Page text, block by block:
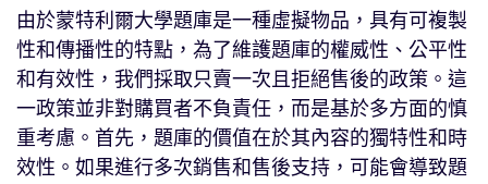
由於蒙特利爾大學題庫是一種虛擬物品，具有可複製
性和傳播性的特點，為了維護題庫的權威性、公平性
和有效性，我們採取只賣一次且拒絕售後的政策。這
一政策並非對購買者不負責任，而是基於多方面的慎
重考慮。首先，題庫的價值在於其內容的獨特性和時
效性。如果進行多次銷售和售後支持，可能會導致題